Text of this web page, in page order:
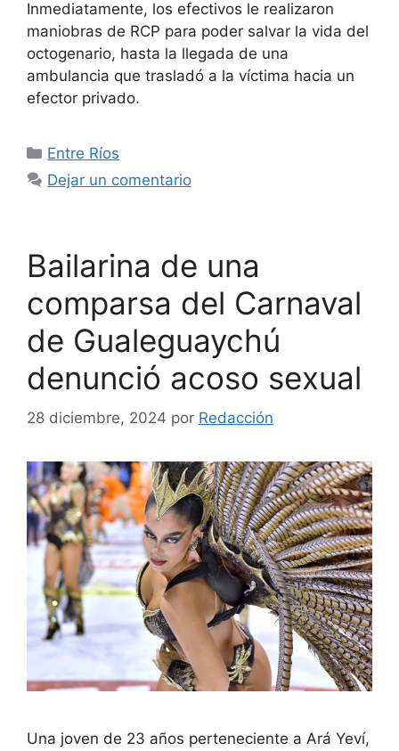
Inmediatamente, los efectivos le realizaron
maniobras de RCP para poder salvar la vida del
octogenario, hasta la llegada de una
ambulancia que trasladó a la víctima hacia un
efector privado.
Categorías
Entre Ríos
Dejar un comentario
Bailarina de una
comparsa del Carnaval
de Gualeguaychú
denunció acoso sexual
28 diciembre, 2024 por Redacción
Una joven de 23 años perteneciente a Ará Yeví,